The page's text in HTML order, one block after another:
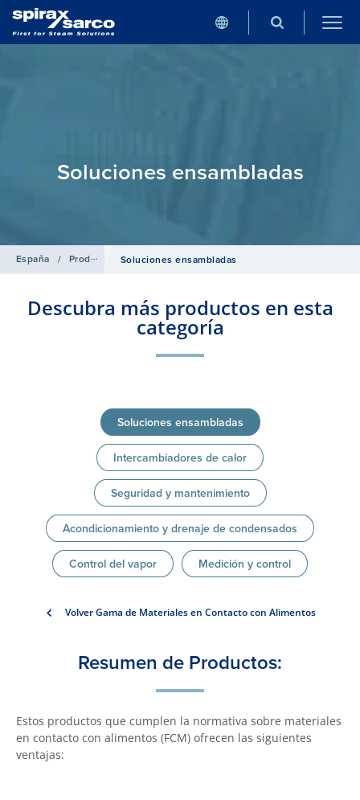
Soluciones ensambladas
España / Productos / Gama de Materiales en Contacto con Alimentos
Soluciones ensambladas
Descubra más productos en esta
categoría
Soluciones ensambladas
Intercambiadores de calor
Seguridad y mantenimiento
Acondicionamiento y drenaje de condensados
Control del vapor Medición y control
Volver Gama de Materiales en Contacto con Alimentos
Resumen de Productos:
Estos productos que cumplen la normativa sobre materiales
en contacto con alimentos (FCM) ofrecen las siguientes
ventajas: